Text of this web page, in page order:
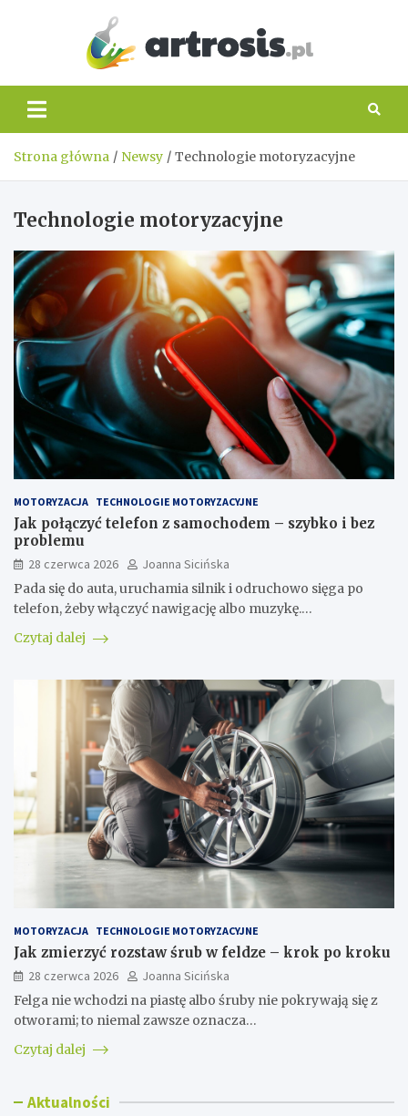
Strona główna Newsy Technologie motoryzacyjne
Technologie motoryzacyjne
MOTORYZACJA TECHNOLOGIE MOTORYZACYJNE
Jak połączyć telefon z samochodem – szybko i bez
problemu
28 czerwca 2026
Joanna Sicińska
Pada się do auta, uruchamia silnik i odruchowo sięga po
telefon, żeby włączyć nawigację albo muzykę.…
Czytaj dalej
MOTORYZACJA TECHNOLOGIE MOTORYZACYJNE
Jak zmierzyć rozstaw śrub w feldze – krok po kroku
28 czerwca 2026
Joanna Sicińska
Felga nie wchodzi na piastę albo śruby nie pokrywają się z
otworami; to niemal zawsze oznacza…
Czytaj dalej
Aktualności